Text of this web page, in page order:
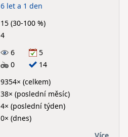
6 let a 1 den
15 (30-100 %)
4
6
5
0
14
9354× (celkem)
38× (poslední měsíc)
4× (poslední týden)
0× (dnes)
Více